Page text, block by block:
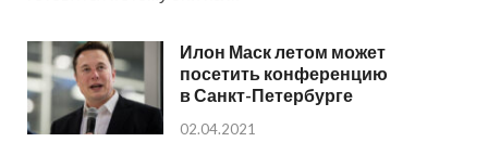
Илон Маск летом может
посетить конференцию
в Санкт-Петербурге
02.04.2021